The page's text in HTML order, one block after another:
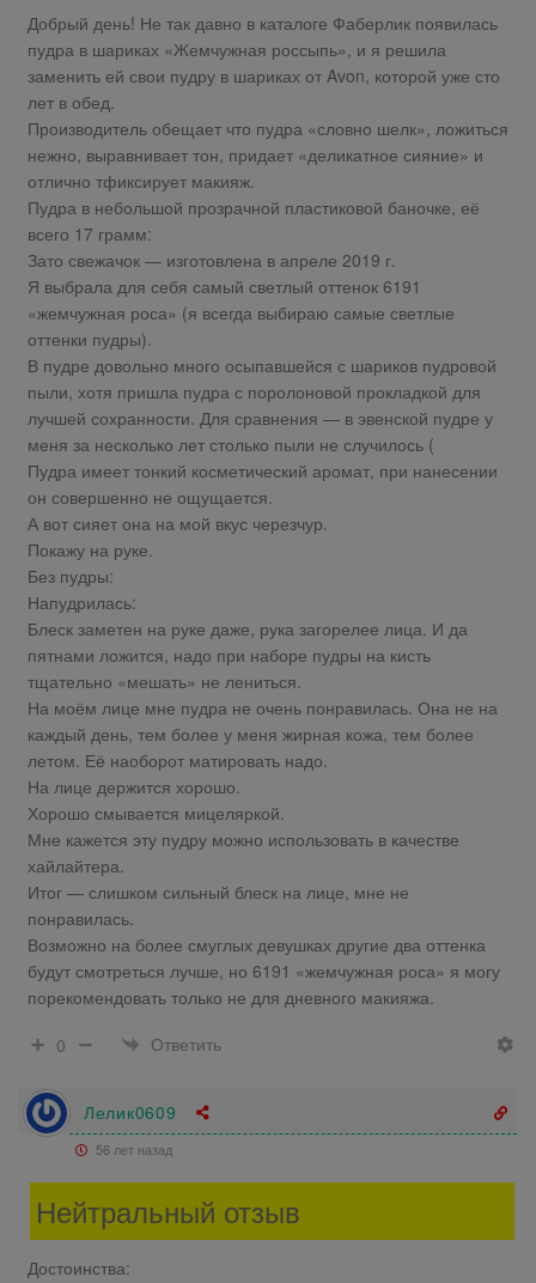
Добрый день! Не так давно в каталоге Фаберлик появилась
пудра в шариках «Жемчужная россыпь», и я решила
заменить ей свои пудру в шариках от Avon, которой уже сто
лет в обед.
Производитель обещает что пудра «словно шелк», ложиться
нежно, выравнивает тон, придает «деликатное сияние» и
отлично тфиксирует макияж.
Пудра в небольшой прозрачной пластиковой баночке, её
всего 17 грамм:
Зато свежачок — изготовлена в апреле 2019 г.
Я выбрала для себя самый светлый оттенок 6191
«жемчужная роса» (я всегда выбираю самые светлые
оттенки пудры).
В пудре довольно много осыпавшейся с шариков пудровой
пыли, хотя пришла пудра с поролоновой прокладкой для
лучшей сохранности. Для сравнения — в эвенской пудре у
меня за несколько лет столько пыли не случилось (
Пудра имеет тонкий косметический аромат, при нанесении
он совершенно не ощущается.
А вот сияет она на мой вкус черезчур.
Покажу на руке.
Без пудры:
Напудрилась:
Блеск заметен на руке даже, рука загорелее лица. И да
пятнами ложится, надо при наборе пудры на кисть
тщательно «мешать» не лениться.
На моём лице мне пудра не очень понравилась. Она не на
каждый день, тем более у меня жирная кожа, тем более
летом. Её наоборот матировать надо.
На лице держится хорошо.
Хорошо смывается мицеляркой.
Мне кажется эту пудру можно использовать в качестве
хайлайтера.
Итог — слишком сильный блеск на лице, мне не
понравилась.
Возможно на более смуглых девушках другие два оттенка
будут смотреться лучше, но 6191 «жемчужная роса» я могу
порекомендовать только не для дневного макияжа.
0
Ответить
Лелик0609
56 лет назад
Нейтральный отзыв
Достоинства: